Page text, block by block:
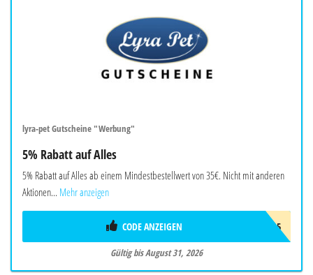
lyra-pet Gutscheine "Werbung"
5% Rabatt auf Alles
5% Rabatt auf Alles ab einem Mindestbestellwert von 35€. Nicht mit anderen
Aktionen... Mehr anzeigen
LYRA5
CODE ANZEIGEN
Gültig bis August 31, 2026